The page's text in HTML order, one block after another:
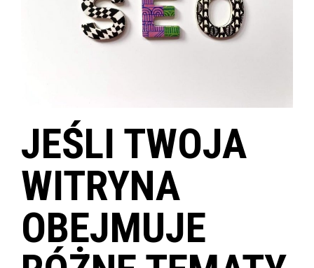
JEŚLI TWOJA
WITRYNA
OBEJMUJE